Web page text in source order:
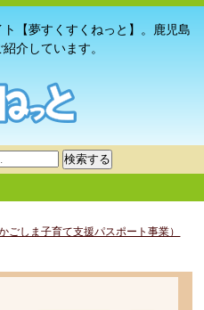
【夢すくすくねっと】。鹿児島
介しています。
検索する
ごしま子育て支援パスポート事業）